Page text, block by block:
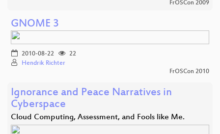
FrOSCon 2009
GNOME 3
2010-08-22
22
Hendrik Richter
FrOSCon 2010
Ignorance and Peace Narratives in
Cyberspace
Cloud Computing, Assessment, and Fools like Me.